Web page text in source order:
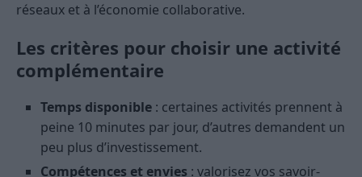
réseaux et à l’économie collaborative.
Les critères pour choisir une activité
complémentaire
Temps disponible : certaines activités prennent à
peine 10 minutes par jour, d’autres demandent un
peu plus d’investissement.
Compétences et envies : valorisez vos savoir-